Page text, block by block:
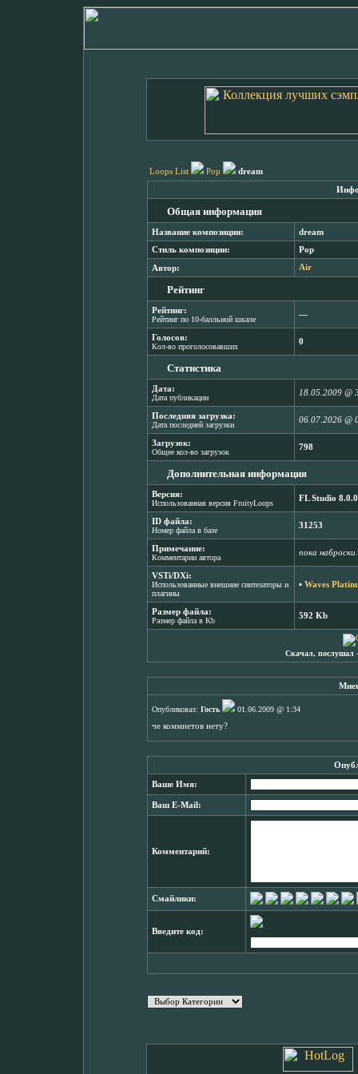
Loops List Pop dream
Общая информация
Название композиции: dream
Стиль композиции: Pop
Автор: Air
Рейтинг
Рейтинг:
Рейтинг по 10-балльной шкале
―
Голосов:
Кол-во проголосовавших
0
Статистика
Дата:
Дата публикации
18.05.2009 @
Последняя загрузка:
Дата последней загрузки
06.07.2026 @
Загрузок:
Общее кол-во загрузок
798
Дополнительная информация
Версия:
Использованная версия FruityLoops
FL Studio 8.0.0
ID файла:
Номер файла в базе
31253
Примечание:
Комментарии автора
пока
VSTi/DXi:
Использованные внешние синтезаторы и
плагины
▪ Waves
Размер файла:
Размер файла в Kb
592 Kb
Скачал, послушал
Опубликовал: Гость
01.06.2009 @ 1:34
че коммнетов нету?
Ваше Имя:
Ваш E-Mail:
Комментарий:
Смайлики:
Введите код: